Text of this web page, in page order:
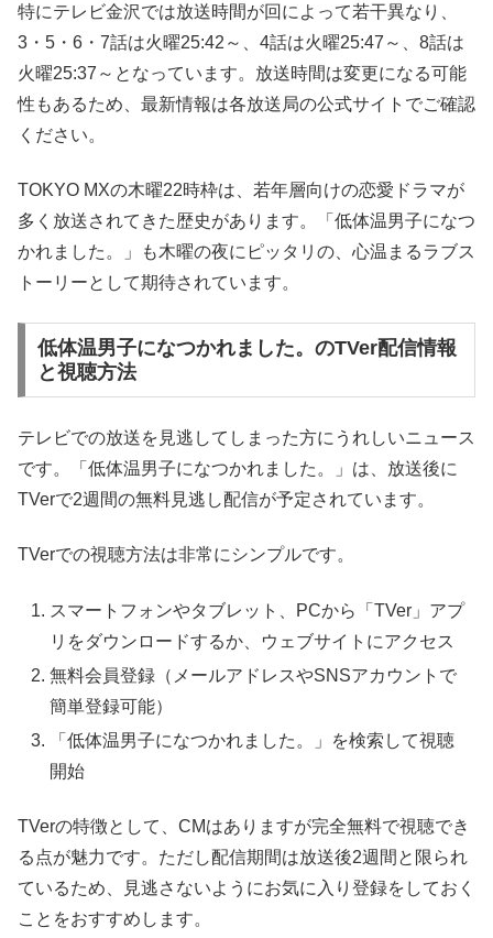
特にテレビ金沢では放送時間が回によって若干異なり、
3・5・6・7話は火曜25:42～、4話は火曜25:47～、8話は
火曜25:37～となっています。放送時間は変更になる可能
性もあるため、最新情報は各放送局の公式サイトでご確認
ください。
TOKYO MXの木曜22時枠は、若年層向けの恋愛ドラマが
多く放送されてきた歴史があります。「低体温男子になつ
かれました。」も木曜の夜にピッタリの、心温まるラブス
トーリーとして期待されています。
低体温男子になつかれました。のTVer配信情報
と視聴方法
テレビでの放送を見逃してしまった方にうれしいニュース
です。「低体温男子になつかれました。」は、放送後に
TVerで2週間の無料見逃し配信が予定されています。
TVerでの視聴方法は非常にシンプルです。
スマートフォンやタブレット、PCから「TVer」アプ
リをダウンロードするか、ウェブサイトにアクセス
無料会員登録（メールアドレスやSNSアカウントで
簡単登録可能）
「低体温男子になつかれました。」を検索して視聴
開始
TVerの特徴として、CMはありますが完全無料で視聴でき
る点が魅力です。ただし配信期間は放送後2週間と限られ
ているため、見逃さないようにお気に入り登録をしておく
ことをおすすめします。